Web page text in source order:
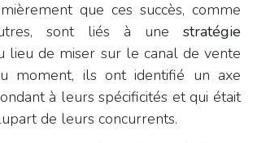
que ces succès, comme
sont liés à une stratégie
lieu de miser sur le canal de vente
moment, ils ont identifié un axe
à leurs spécificités et qui était
de leurs concurrents.